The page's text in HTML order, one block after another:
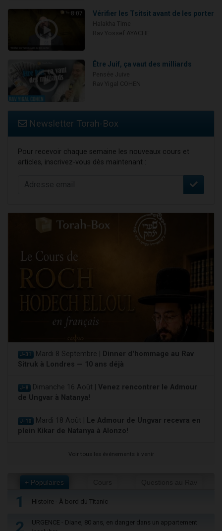
8:07 Vérifier les Tsitsit avant de les porter
Être Juif, ça vaut des milliards
Newsletter Torah-Box
Pour recevoir chaque semaine les nouveaux cours et
articles, inscrivez-vous dès maintenant :
J-31 Mardi 8 Septembre |
Dinner d'hommage au Rav
Sitruk à Londres — 10 ans déjà
J-8 Dimanche 16 Août | Venez rencontrer le Admour
de Ungvar à Natanya!
J-10 Mardi 18 Août |
Le Admour de Ungvar recevra en
plein Kikar de Natanya à Alonzo!
Voir tous les événements à venir
+ Populaires
1 Histoire - À bord du Titanic
2
URGENCE - Diane, 80 ans, en danger dans un appartement